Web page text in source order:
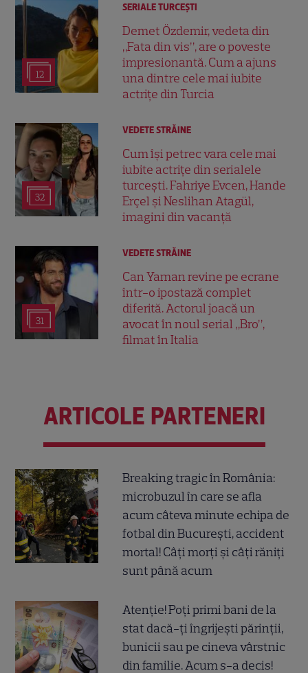
12
SERIALE TURCEŞTI
Demet Özdemir, vedeta din
„Fata din vis”, are o poveste
impresionantă. Cum a ajuns
una dintre cele mai iubite
actrițe din Turcia
32
VEDETE STRĂINE
Cum își petrec vara cele mai
iubite actrițe din serialele
turcești. Fahriye Evcen, Hande
Erçel și Neslihan Atagül,
imagini din vacanță
31
VEDETE STRĂINE
Can Yaman revine pe ecrane
într-o ipostază complet
diferită. Actorul joacă un
avocat în noul serial „Bro”,
filmat în Italia
ARTICOLE PARTENERI
Breaking tragic în România:
microbuzul în care se afla
acum câteva minute echipa de
fotbal din București, accident
mortal! Câți morți și câți răniți
sunt până acum
Atenție! Poți primi bani de la
stat dacă-ți îngrijești părinții,
bunicii sau pe cineva vârstnic
din familie. Acum s-a decis!